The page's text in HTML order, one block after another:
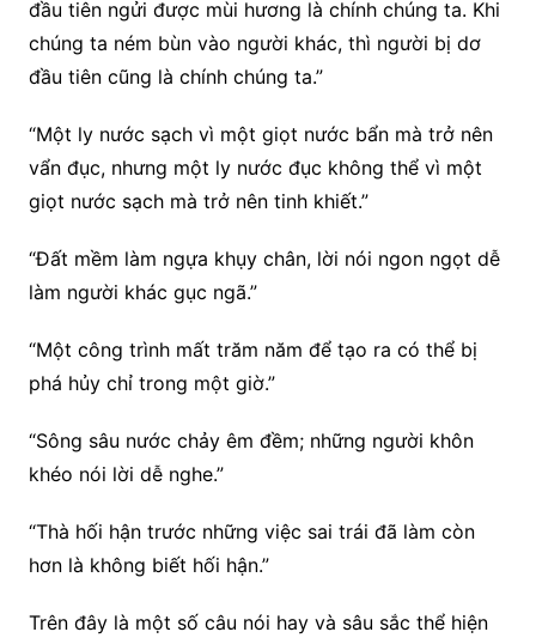
đầu tiên ngửi được mùi hương là chính chúng ta. Khi
chúng ta ném bùn vào người khác, thì người bị dơ
đầu tiên cũng là chính chúng ta.”
“Một ly nước sạch vì một giọt nước bẩn mà trở nên
vẩn đục, nhưng một ly nước đục không thể vì một
giọt nước sạch mà trở nên tinh khiết.”
“Đất mềm làm ngựa khụy chân, lời nói ngon ngọt dễ
làm người khác gục ngã.”
“Một công trình mất trăm năm để tạo ra có thể bị
phá hủy chỉ trong một giờ.”
“Sông sâu nước chảy êm đềm; những người khôn
khéo nói lời dễ nghe.”
“Thà hối hận trước những việc sai trái đã làm còn
hơn là không biết hối hận.”
Trên đây là một số câu nói hay và sâu sắc thể hiện